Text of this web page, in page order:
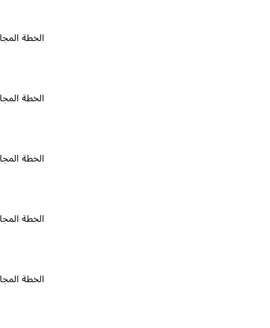
الخطة المجانية ٠
الخطة المجانية ٠
الخطة المجانية ٠
الخطة المجانية ٠
الخطة المجانية ٠